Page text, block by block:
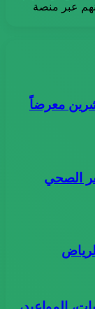
عبر منصة
أكثر من عشرين معرضاً
الصحي